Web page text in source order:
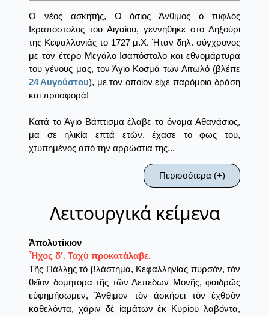
Ο νέος ασκητής, Ο όσιος Άνθιμος ο τυφλός
Ιεραπόστολος του Αιγαίου, γεννήθηκε στο Ληξούρι
της Κεφαλλονιάς το 1727 μ.Χ. Ήταν δηλ. σύγχρονος
με τον έτερο Μεγάλο Ισαπόστολο και εθνομάρτυρα
του γένους μας, τον Άγιο Κοσμά των Αιτωλό (βλέπε
24 Αυγούστου), με τον οποίον είχε παρόμοια δράση
και προσφορά!
Κατά το Άγιο Βάπτισμα έλαβε το όνομα Αθανάσιος,
μα σε ηλικία επτά ετών, έχασε το φως του,
χτυπημένος από την αρρώστια της...
Περισσότερα (+)
Λειτουργικά κείμενα
Ἀπολυτίκιον
Ἦχος δ’. Ταχὺ προκατάλαβε.
Τῆς Πάλλῃς τὸ βλάστημα, Κεφαλληνίας πυρσόν, τὸν
θεῖον δομήτορα τῆς τῶν Λεπέδων Μονῆς, φαιδρῶς
εὐφημήσωμεν, Ἄνθιμον τὸν ἀσκήσει τὸν ἐχθρὸν
καθελόντα, χάριν δὲ ἰαμάτων ἐκ Κυρίου λαβόντα,